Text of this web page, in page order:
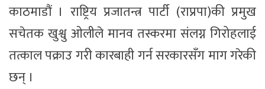
काठमाडौं । राष्ट्रिय प्रजातन्त्र पार्टी (राप्रपा)की प्रमुख
सचेतक खुश्वु ओलीले मानव तस्करमा संलग्न गिरोहलाई
तत्काल पक्राउ गरी कारबाही गर्न सरकारसँग माग गरेकी
छन् ।